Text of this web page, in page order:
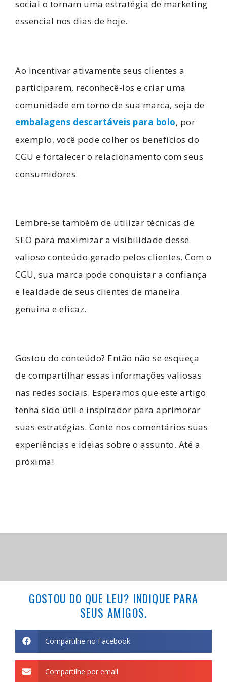
social o tornam uma estratégia de marketing
essencial nos dias de hoje.
Ao incentivar ativamente seus clientes a
participarem, reconhecê-los e criar uma
comunidade em torno de sua marca, seja de
embalagens descartáveis para bolo, por
exemplo, você pode colher os benefícios do
CGU e fortalecer o relacionamento com seus
consumidores.
Lembre-se também de utilizar técnicas de
SEO para maximizar a visibilidade desse
valioso conteúdo gerado pelos clientes. Com o
CGU, sua marca pode conquistar a confiança
e lealdade de seus clientes de maneira
genuína e eficaz.
Gostou do conteúdo? Então não se esqueça
de compartilhar essas informações valiosas
nas redes sociais. Esperamos que este artigo
tenha sido útil e inspirador para aprimorar
suas estratégias. Conte nos comentários suas
experiências e ideias sobre o assunto. Até a
próxima!
GOSTOU DO QUE LEU? INDIQUE PARA
SEUS AMIGOS.
Compartilhe no Facebook
Compartilhe por email